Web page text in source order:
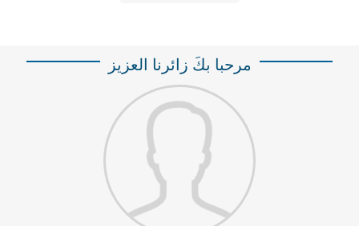
مرحبا بكَ زائرنا العزيز